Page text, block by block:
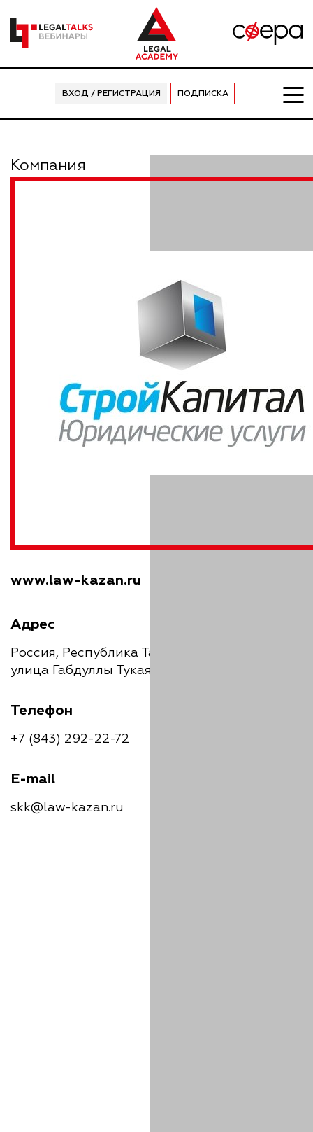
ВХОД / РЕГИСТРАЦИЯ ПОДПИСКА
Компания
www.law-kazan.ru
Адрес
Россия, Республика Татарстан, Казань,
улица Габдуллы Тукая, 58
Телефон
+7 (843) 292-22-72
E-mail
skk@law-kazan.ru